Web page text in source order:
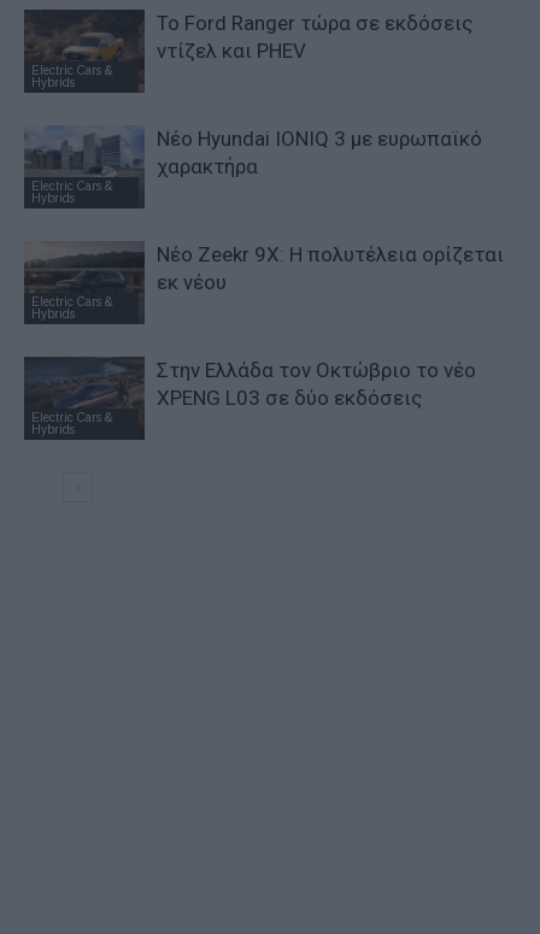
Electric Cars &
Hybrids
Το Ford Ranger τώρα σε εκδόσεις
ντίζελ και PHEV
Electric Cars &
Hybrids
Νέο Hyundai IONIQ 3 με ευρωπαϊκό
χαρακτήρα
Electric Cars &
Hybrids
Νέο Zeekr 9X: Η πολυτέλεια ορίζεται
εκ νέου
Electric Cars &
Hybrids
Στην Ελλάδα τον Οκτώβριο το νέο
XPENG L03 σε δύο εκδόσεις